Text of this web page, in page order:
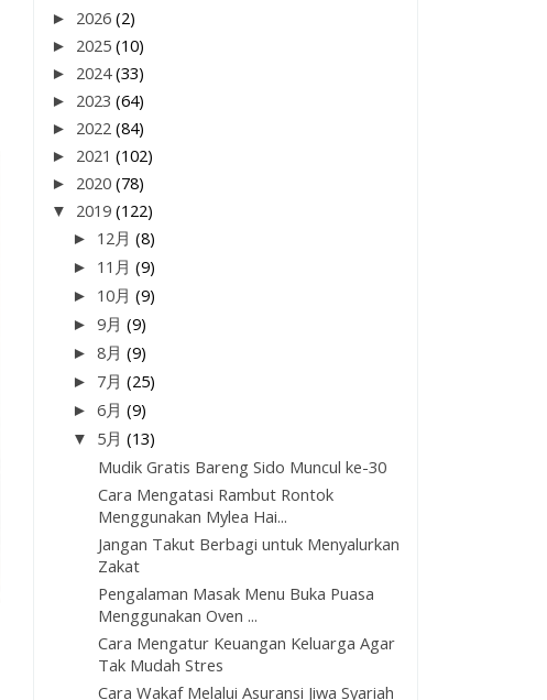
► 2026 (2)
► 2025 (10)
► 2024(33)
► 2023 (64)
► 2022 (84)
► 2021 (102)
► 2020 (78)
▼ 2019 (122)
► 12月(8)
► 11月(9)
► 10月(9)
►9月(9)
►8月(9)
► 7月(25)
►6月(9)
▼ 5月(13)
Mudik Gratis Bareng Sido Muncul ke-30
Cara Mengatasi Rambut Rontok
Menggunakan Mylea Hai...
Jangan Takut Berbagi untuk Menyalurkan
Zakat
Pengalaman Masak Menu Buka Puasa
Menggunakan Oven ...
Cara Mengatur Keuangan Keluarga Agar
Tak Mudah Stres
Cara Wakaf Melalui Asuransi Jiwa Syariah